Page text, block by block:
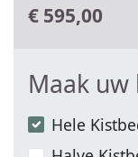
€ 595,00
Maak uw
Hele